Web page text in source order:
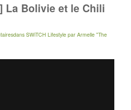
La Bolivie et le Chili
dans SWiTCH Lifestyle par Armelle "The